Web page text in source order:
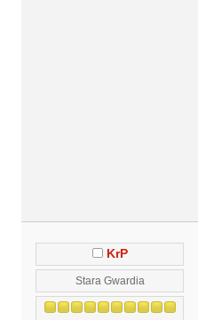
KrP
Stara Gwardia